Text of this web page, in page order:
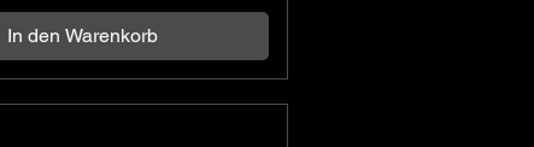
In den Warenkorb